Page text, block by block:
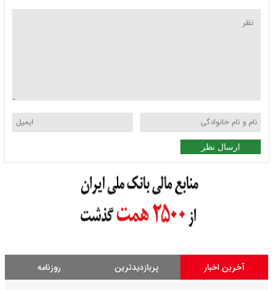
ارسال نظر
آخرین اخبار پربازدیدترین روزنامه